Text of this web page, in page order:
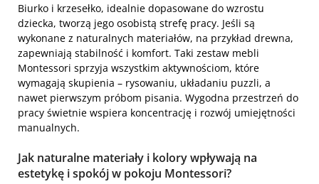
Biurko i krzesełko, idealnie dopasowane do wzrostu
dziecka, tworzą jego osobistą strefę pracy. Jeśli są
wykonane z naturalnych materiałów, na przykład drewna,
zapewniają stabilność i komfort. Taki zestaw mebli
Montessori sprzyja wszystkim aktywnościom, które
wymagają skupienia – rysowaniu, układaniu puzzli, a
nawet pierwszym próbom pisania. Wygodna przestrzeń do
pracy świetnie wspiera koncentrację i rozwój umiejętności
manualnych.
Jak naturalne materiały i kolory wpływają na
estetykę i spokój w pokoju Montessori?